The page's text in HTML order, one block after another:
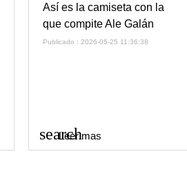
Así es la camiseta con la
que compite Ale Galán
Publicado : 2026-05-25 11:36:38
search
Leer mas